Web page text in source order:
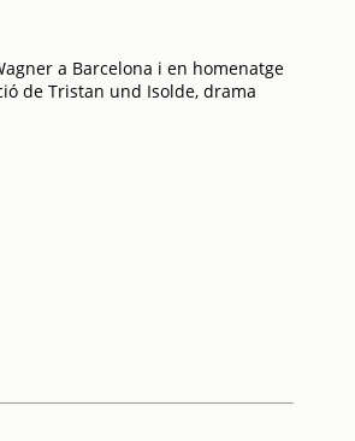
a Barcelona i en homenatge
de Tristan und Isolde, drama